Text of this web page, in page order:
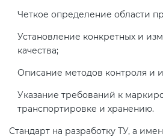
Четкое определение области
Установление конкретных и
качества;
Описание методов контроля и
Указание требований к
транспортировке и хранению.
Стандарт на разработку ТУ, а